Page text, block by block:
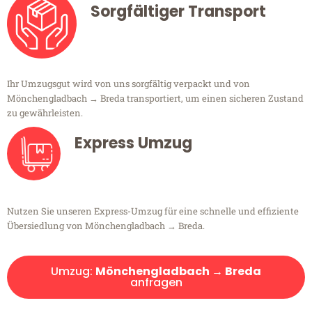
Sorgfältiger Transport
Ihr Umzugsgut wird von uns sorgfältig verpackt und von
Mönchengladbach → Breda transportiert, um einen sicheren Zustand
zu gewährleisten.
Express Umzug
Nutzen Sie unseren Express-Umzug für eine schnelle und effiziente
Übersiedlung von Mönchengladbach → Breda.
Umzug: Mönchengladbach → Breda
anfragen